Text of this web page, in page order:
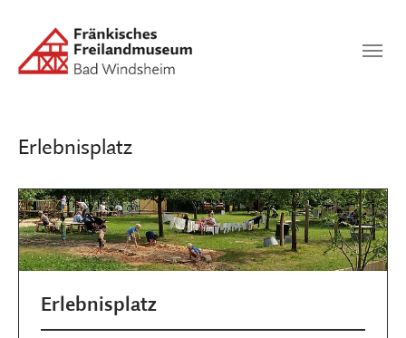
SUCHEN
Erlebnisplatz
Erlebnisplatz